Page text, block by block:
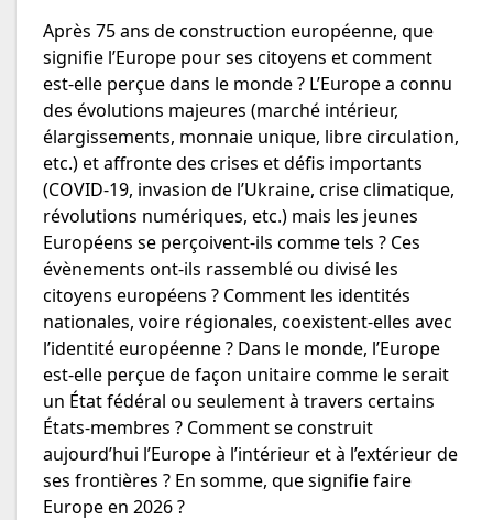
Après 75 ans de construction européenne, que
signifie l’Europe pour ses citoyens et comment
est-elle perçue dans le monde ? L’Europe a connu
des évolutions majeures (marché intérieur,
élargissements, monnaie unique, libre circulation,
etc.) et affronte des crises et défis importants
(COVID-19, invasion de l’Ukraine, crise climatique,
révolutions numériques, etc.) mais les jeunes
Européens se perçoivent-ils comme tels ? Ces
évènements ont-ils rassemblé ou divisé les
citoyens européens ? Comment les identités
nationales, voire régionales, coexistent-elles avec
l’identité européenne ? Dans le monde, l’Europe
est-elle perçue de façon unitaire comme le serait
un État fédéral ou seulement à travers certains
États-membres ? Comment se construit
aujourd’hui l’Europe à l’intérieur et à l’extérieur de
ses frontières ? En somme, que signifie faire
Europe en 2026 ?